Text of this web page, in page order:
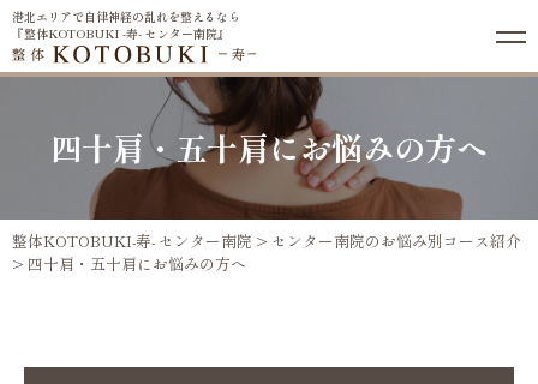
港北エリアで自律神経の乱れを整えるなら
『整体KOTOBUKI -寿- センター南院』
四十肩・五十肩にお悩みの方へ
整体KOTOBUKI-寿- センター南院 > センター南院のお悩み別コース紹介
> 四十肩・五十肩にお悩みの方へ